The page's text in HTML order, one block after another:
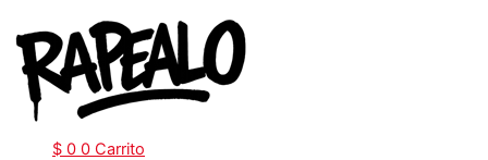
al
contenido
$ 0 0 Carrito